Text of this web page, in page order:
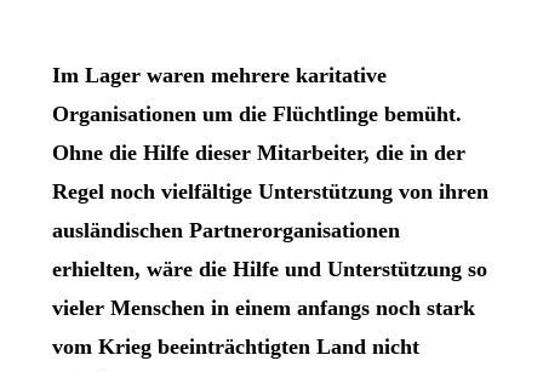
Im Lager waren mehrere karitative
Organisationen um die Flüchtlinge bemüht.
Ohne die Hilfe dieser Mitarbeiter, die in der
Regel noch vielfältige Unterstützung von ihren
ausländischen Partnerorganisationen
erhielten, wäre die Hilfe und Unterstützung so
vieler Menschen in einem anfangs noch stark
vom Krieg beeinträchtigten Land nicht